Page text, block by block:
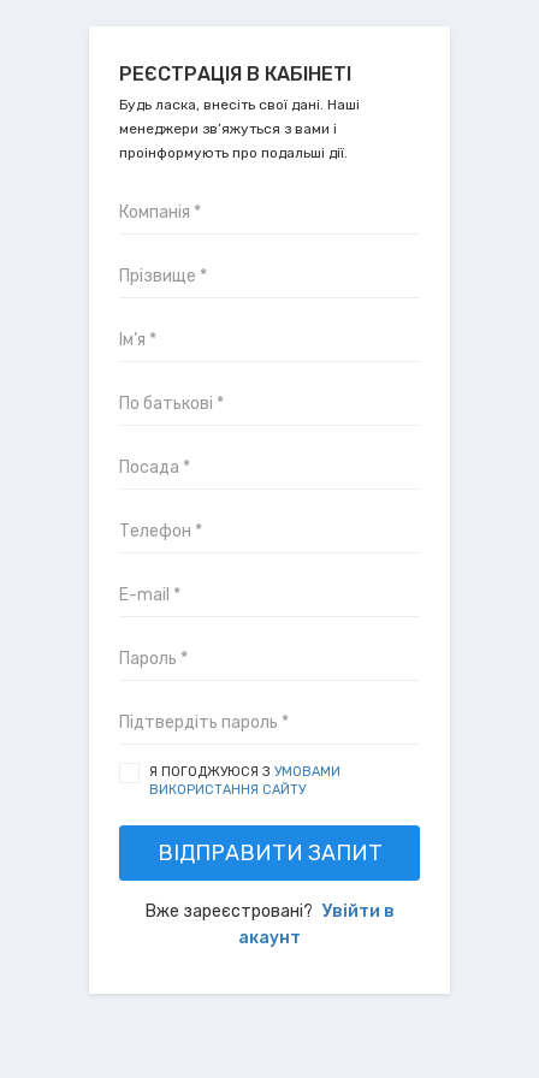
РЕЄСТРАЦІЯ В КАБІНЕТІ
Будь ласка, внесіть свої дані. Наші
менеджери зв’яжуться з вами і
проінформують про подальші дії.
Я ПОГОДЖУЮСЯ З УМОВАМИ
ВИКОРИСТАННЯ САЙТУ
ВІДПРАВИТИ ЗАПИТ
Вже зареєстровані? Увійти в
акаунт